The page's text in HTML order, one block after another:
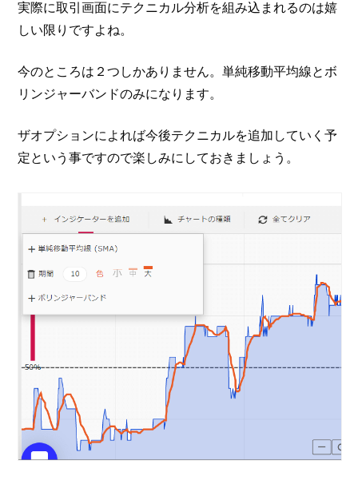
実際に取引画面にテクニカル分析を組み込まれるのは嬉
しい限りですよね。
今のところは２つしかありません。単純移動平均線とボ
リンジャーバンドのみになります。
ザオプションによれば今後テクニカルを追加していく予
定という事ですので楽しみにしておきましょう。